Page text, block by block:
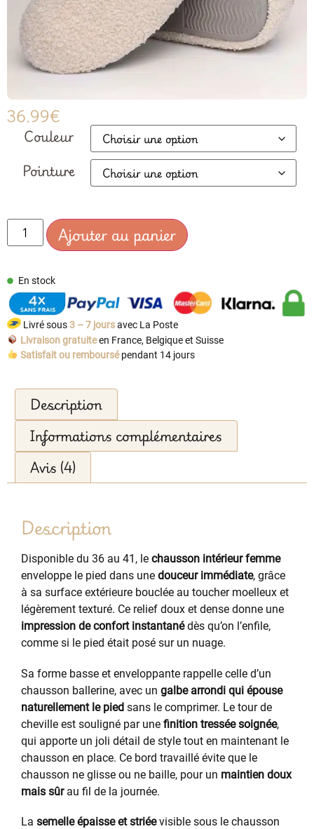
36.99€
Couleur
Pointure
Ajouter au panier
En stock
Livré sous3 – 7 joursavec La Poste
Livraison gratuiteen France, Belgique et Suisse
Satisfait ou remboursépendant 14 jours
Description
Informations complémentaires
Avis (4)
Description
Disponible du 36 au 41, le chausson intérieur femme
enveloppe le pied dans une douceur immédiate, grâce
à sa surface extérieure bouclée au toucher moelleux et
légèrement texturé. Ce relief doux et dense donne une
impression de confort instantanédès qu’on l’enfile,
comme si le pied était posé sur un nuage.
Sa forme basse et enveloppante rappelle celle d’un
chausson ballerine, avec un galbe arrondi qui épouse
naturellement le pied sans le comprimer. Le tour de
cheville est souligné par une finition tressée soignée,
qui apporte un joli détail de style tout en maintenant le
chausson en place. Ce bord travaillé évite que le
chausson ne glisse ou ne baille, pour un maintien doux
mais sûrau fil de la journée.
La semelle épaisse et striéevisible sous le chausson